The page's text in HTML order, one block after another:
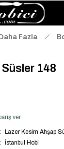
ile Sepette
Kaçırmayın!
Daha Fazla
148
ver
Lazer Kesim Ahşap
İstanbul Hobi